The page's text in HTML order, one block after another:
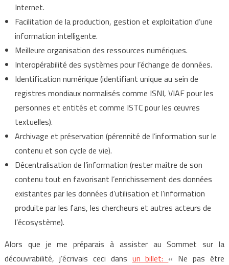
Internet.
Facilitation de la production, gestion et exploitation d’une
information intelligente.
Meilleure organisation des ressources numériques.
Interopérabilité des systèmes pour l’échange de données.
Identification numérique (identifiant unique au sein de
registres mondiaux normalisés comme ISNI, VIAF pour les
personnes et entités et comme ISTC pour les œuvres
textuelles).
Archivage et préservation (pérennité de l’information sur le
contenu et son cycle de vie).
Décentralisation de l’information (rester maître de son
contenu tout en favorisant l’enrichissement des données
existantes par les données d’utilisation et l’information
produite par les fans, les chercheurs et autres acteurs de
l’écosystème).
Alors que je me préparais à assister au Sommet sur la
découvrabilité, j’écrivais ceci dans un billet: « Ne pas être